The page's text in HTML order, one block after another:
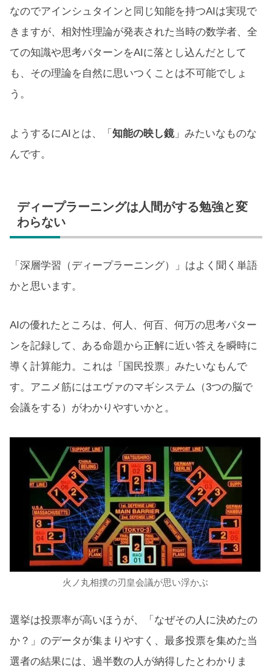
なのでアインシュタインと同じ知能を持つAIは実現で
きますが、相対性理論が発表された当時の数学者、全
ての知識や思考パターンをAIに落とし込んだとして
も、その理論を自然に思いつくことは不可能でしょ
う。
ようするにAIとは、「 知能の映し鏡」みたいなものな
んです。
ディープラーニングは人間がする勉強と変
わらない
「深層学習（ディープラーニング）」はよく聞く単語
かと思います。
AIの優れたところは、何人、何百、何万の思考パター
ンを記録して、ある命題から正解に近い答えを瞬時に
導く計算能力。これは「国民投票」みたいなもんで
す。アニメ筋にはエヴァのマギシステム（3つの脳で
会議をする）がわかりやすいかと。
火ノ丸相撲の刃皇会議が思い浮かぶ
選挙は投票率が高いほうが、「なぜその人に決めたの
か？」のデータが集まりやすく、最多投票を集めた当
選者の結果には、過半数の人が納得したとわかりま